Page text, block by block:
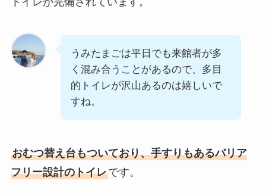
うみたまごは平日でも来館者が多
く混み合うことがあるので、多目
的トイレが沢山あるのは嬉しいで
すね。
おむつ替え台もついており、手すりもあるバリア
フリー設計のトイレです。